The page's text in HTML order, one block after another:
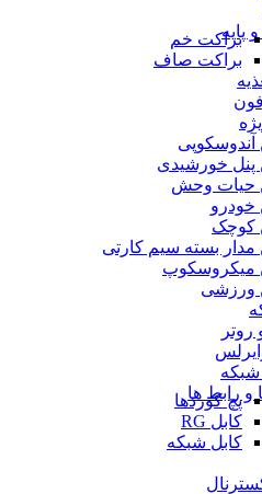
پایه
براکت خم
براکت صاف
آندوسکوپی
پنل خورشیدی
حیات وحش
خودرو
کوچک
مدار بسته سیم کارتی
میکروسکوپ
ورزشی
شبکه
و رابط ها
پچ کوردها
کابل RG
کابل شبکه